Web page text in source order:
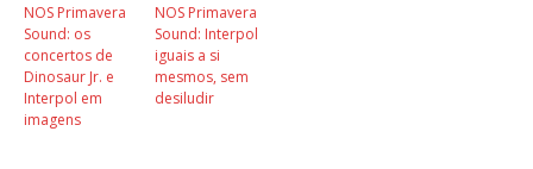
NOS Primavera
Sound: os
concertos de
Dinosaur Jr. e
Interpol em
imagens
NOS Primavera
Sound: Interpol
iguais a si
mesmos, sem
desiludir